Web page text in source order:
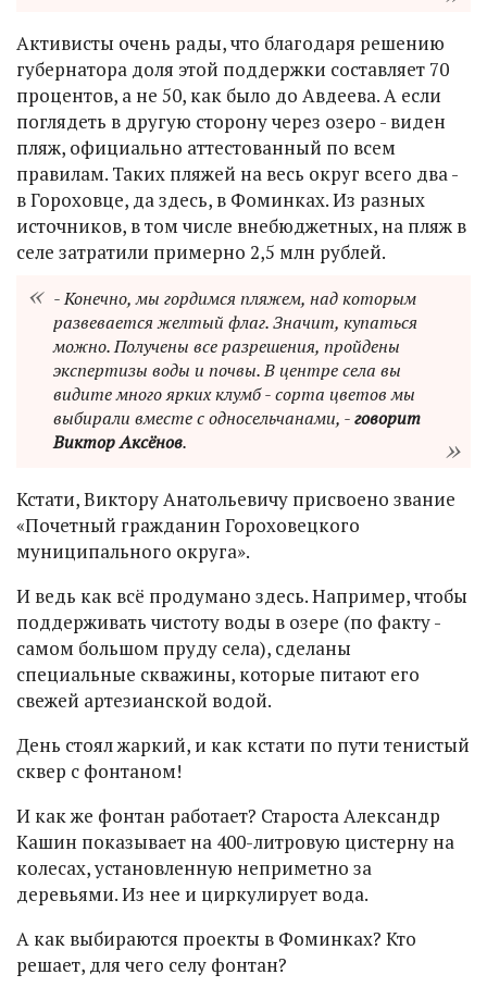
Активисты очень рады, что благодаря решению
губернатора доля этой поддержки составляет 70
процентов, а не 50, как было до Авдеева. А если
поглядеть в другую сторону через озеро - виден
пляж, официально аттестованный по всем
правилам. Таких пляжей на весь округ всего два -
в Гороховце, да здесь, в Фоминках. Из разных
источников, в том числе внебюджетных, на пляж в
селе затратили примерно 2,5 млн рублей.
- Конечно, мы гордимся пляжем, над которым
развевается желтый флаг. Значит, купаться
можно. Получены все разрешения, пройдены
экспертизы воды и почвы. В центре села вы
видите много ярких клумб - сорта цветов мы
выбирали вместе с односельчанами, -говорит
Виктор Аксёнов.
Кстати, Виктору Анатольевичу присвоено звание
«Почетный гражданин Гороховецкого
муниципального округа».
И ведь как всё продумано здесь. Например, чтобы
поддерживать чистоту воды в озере (по факту -
самом большом пруду села), сделаны
специальные скважины, которые питают его
свежей артезианской водой.
День стоял жаркий, и как кстати по пути тенистый
сквер с фонтаном!
И как же фонтан работает? Староста Александр
Кашин показывает на 400-литровую цистерну на
колесах, установленную неприметно за
деревьями. Из нее и циркулирует вода.
А как выбираются проекты в Фоминках? Кто
решает, для чего селу фонтан?